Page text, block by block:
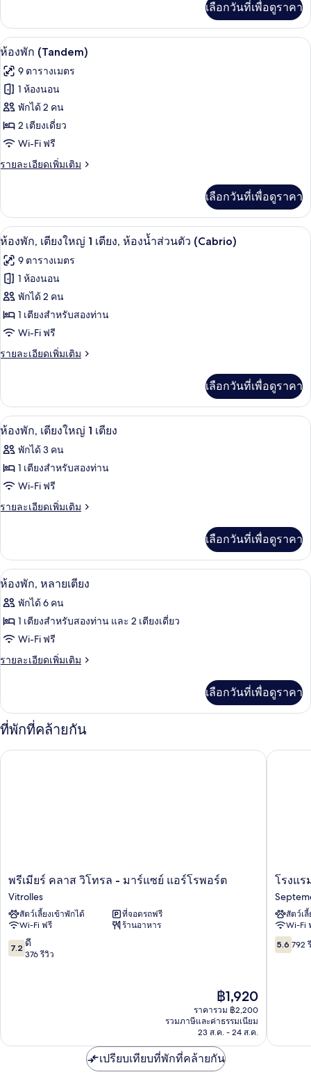
1
เตียง
(Side
Car)
เกี่ยว
กับ
ห้อง
เตียง
ใหญ่
เตียง
(Side
Car)
เลือกวันที่เพื่อดูราคา
เปิด
ภาพถ่าย
ทั้งหมด
ของ
ห้อง
พัก
(Tandem)
ห้องพัก (Tandem) | เปล/เตียงเด็กอ่อน
12
ห้องพัก (Tandem)
9 ตารางเมตร
1 ห้องนอน
พักได้ 2 คน
2 เตียงเดี่ยว
Wi-Fi ฟรี
รายละเอียดเพิ่มเติม
ราย
เกี่ยว
กับ
ห้อง
(Tandem)
เลือกวันที่เพื่อดูราคา
เปิด
ภาพถ่าย
ทั้งหมด
ของ
ห้อง
พัก,
เตียง
1
เตียง,
ห้องน้ำ
ส่วน
ตัว
(Cabrio)
ห้องพัก, เตียงใหญ่ 1 เตียง, ห้องน้ำส่วน
8
ห้องพัก, เตียงใหญ่ 1 เตียง, ห้องน้ำส่วนตัว (Cabrio)
9 ตารางเมตร
1 ห้องนอน
พักได้ 2 คน
1 เตียงสำหรับสองท่าน
Wi-Fi ฟรี
รายละเอียดเพิ่มเติม
ราย
เกี่ยว
กับ
ห้อง
เตียง
ใหญ่
เตียง,
ห้องน้ำ
ส่วน
เลือกวันที่เพื่อดูราคา
เปิด
ภาพถ่าย
ทั้งหมด
ของ
ห้อง
ใหญ่
1
เตียง
ห้องพัก, เตียงใหญ่ 1 เตียง | เปล/เตียง
8
ห้องพัก, เตียงใหญ่ 1 เตียง
พักได้ 3 คน
1 เตียงสำหรับสองท่าน
Wi-Fi ฟรี
รายละเอียดเพิ่มเติม
ราย
เกี่ยว
กับ
ห้อง
เตียง
ใหญ่
เตียง
เลือกวันที่เพื่อดูราคา
เปิด
ภาพถ่าย
ทั้งหมด
ของ
ห้อง
เตียง
ห้องพัก, หลายเตียง | เปล/เตียงเด็กอ่อ
4
ห้องพัก, หลายเตียง
พักได้ 6 คน
1 เตียงสำหรับสองท่าน และ 2 เตียงเดี่ยว
Wi-Fi ฟรี
รายละเอียดเพิ่มเติม
ราย
เกี่ยว
กับ
ห้อง
พัก,
หลาย
เลือกวันที่เพื่อดูราคา
ที่พักที่คล้ายกัน
พรีเมียร์
คลาส
วิ
โทรล
-
มาร์
แซย์
พรีเมียร์ คลาส วิโทรล - มาร์แซย์ แอร์โรพอร์ต
Vitrolles
สัตว์เลี้ยงเข้าพักได้
ที่จอดรถฟรี
Wi-Fi ฟรี
ร้านอาหาร
7.2
จาก
7.2 ดี
376 รีวิว
ราคา
ปัจจุบัน
คือ
฿1,920
฿1,920
ราคารวม ฿2,200
รวมภาษีและค่าธรรมเนียม
23 ส.ค. - 24 ส.ค.
พรีเมียร์ คลาส วิโทรล - มาร์แซย์ แอร์โรพอร์ต
โรงแรม
เลมอน
แป
ลง
แด
คัม
ปัญญา
โรงแ
สัตว์เ
Wi-Fi
5.6
จาก
5.6 792
โรงแรม
เปรียบเทียบที่พักที่คล้ายกัน